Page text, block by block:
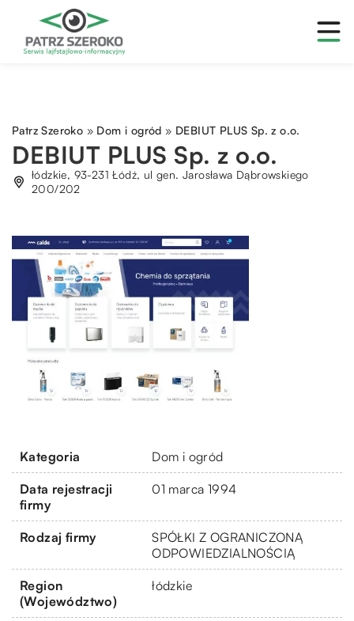
Patrz Szeroko » Dom i ogród » DEBIUT PLUS Sp. z o.o.
DEBIUT PLUS Sp. z o.o.
łódzkie, 93-231 Łódź, ul gen. Jarosława Dąbrowskiego
200/202
Kategoria Dom i ogród
Data rejestracji
firmy
01 marca 1994
Rodzaj firmy
SPÓŁKI Z OGRANICZONĄ
ODPOWIEDZIALNOŚCIĄ
Region
(Województwo)
łódzkie